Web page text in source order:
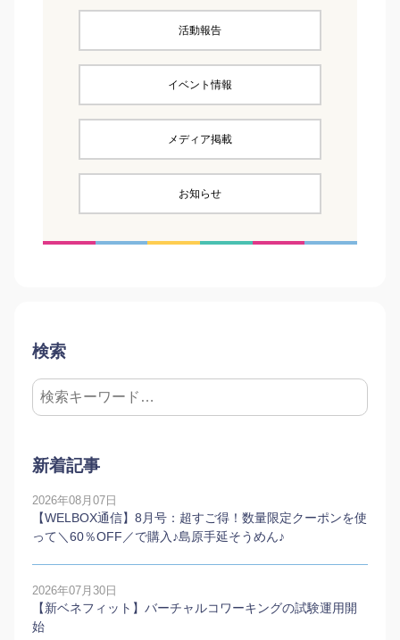
活動報告
イベント情報
メディア掲載
お知らせ
検索
新着記事
2026年08月07日
【WELBOX通信】8月号：超すご得！数量限定クーポンを使
って＼60％OFF／で購入♪島原手延そうめん♪
2026年07月30日
【新ベネフィット】バーチャルコワーキングの試験運用開
始